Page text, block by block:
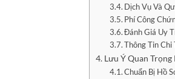
Dịch Vụ Và
Phí Công
Đánh Giá Uy
Thông Tin Chi
Lưu Ý Quan
Chuẩn Bị Hồ